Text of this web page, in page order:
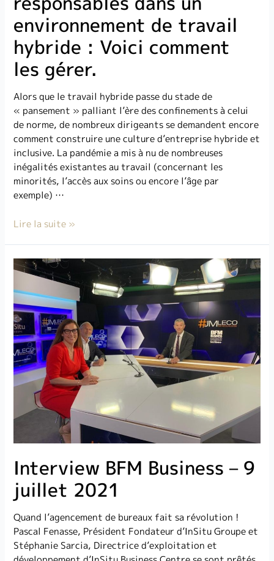
environnement de travail
hybride : Voici comment
les gérer.
Alors que le travail hybride passe du stade de
« pansement » palliant l’ère des confinements à celui
de norme, de nombreux dirigeants se demandent encore
comment construire une culture d’entreprise hybride et
inclusive. La pandémie a mis à nu de nombreuses
inégalités existantes au travail (concernant les
minorités, l’accès aux soins ou encore l’âge par
exemple) …
Lire la suite »
Interview BFM Business – 9
juillet 2021
Quand l’agencement de bureaux fait sa révolution !
Pascal Fenasse, Président Fondateur d’InSitu Groupe et
Stéphanie Sarcia, Directrice d’exploitation et